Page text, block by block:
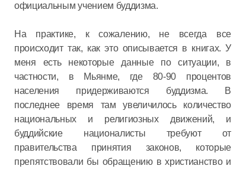
официальным учением буддизма.
На практике, к сожалению, не всегда все
происходит так, как это описывается в книгах. У
меня есть некоторые данные по ситуации, в
частности, в Мьянме, где 80-90 процентов
населения придерживаются буддизма. В
последнее время там увеличилось количество
национальных и религиозных движений, и
буддийские националисты требуют от
правительства принятия законов, которые
препятствовали бы обращению в христианство и